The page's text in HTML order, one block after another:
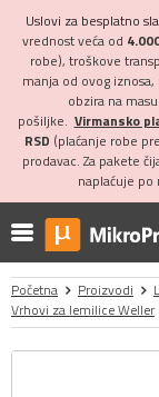
Uslovi za besplatno
vrednost veća od
robe), troškove
manja od ovog
obzira na
pošiljke. Virmansko
RSD (plaćanje robe
prodavac. Za pakete
naplaćuje
Početna Proizvodi
Vrhovi za lemilice Weller